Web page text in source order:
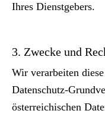
Ihres Dienstgebers.
3. Zwecke und
Wir verarbeiten
Datenschutz-
österreichischen